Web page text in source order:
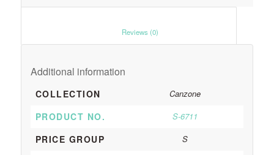
Additional information
COLLECTION Canzone
PRODUCT NO. S-6711
PRICE GROUP S